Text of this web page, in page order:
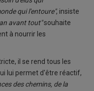
qui l'entoure", insiste
avant tout"souhaite
à nourrir les
il se rend tous les
lui permet d'être réactif,
des chemins, de la